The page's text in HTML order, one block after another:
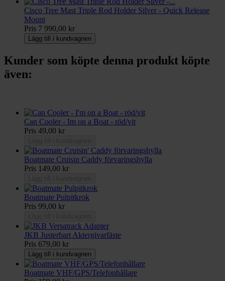
Cisco Tree Mast Triple Rod Holder Silver - Quick Release
Mount
Pris 7 990,00 kr
Lägg till i kundvagnen
Kunder som köpte denna produkt köpte
även:
Can Cooler - Im on a Boat - röd/vit
Pris 49,00 kr
Boatmate Cruisin Caddy förvaringshylla
Pris 149,00 kr
Boatmate Pulpitkrok
Pris 99,00 kr
JKB Justerbart Aktergivarfäste
Pris 679,00 kr
Lägg till i kundvagnen
Boatmate VHF/GPS/Telefonhållare